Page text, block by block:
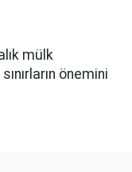
mülk
önemini